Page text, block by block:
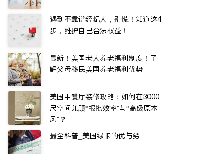
遇到不靠谱经纪人，别慌！知道这4
步，维护自己合法权益！
最新！美国老人养老福利制度！了
解父母移民美国养老福利优势
美国中餐厅装修攻略：如何在3000
尺空间兼顾“报批效率”与“高级原木
风”？
最全科普_美国绿卡的优与劣